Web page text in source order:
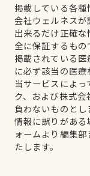
掲載している各
会社ウェルネスが
出来るだけ正確
全に保証するもの
掲載されている
に必ず該当の医療
当サービスによ
ク、および株式
負わないものとし
情報に誤りがあ
ォームより編集
たします。